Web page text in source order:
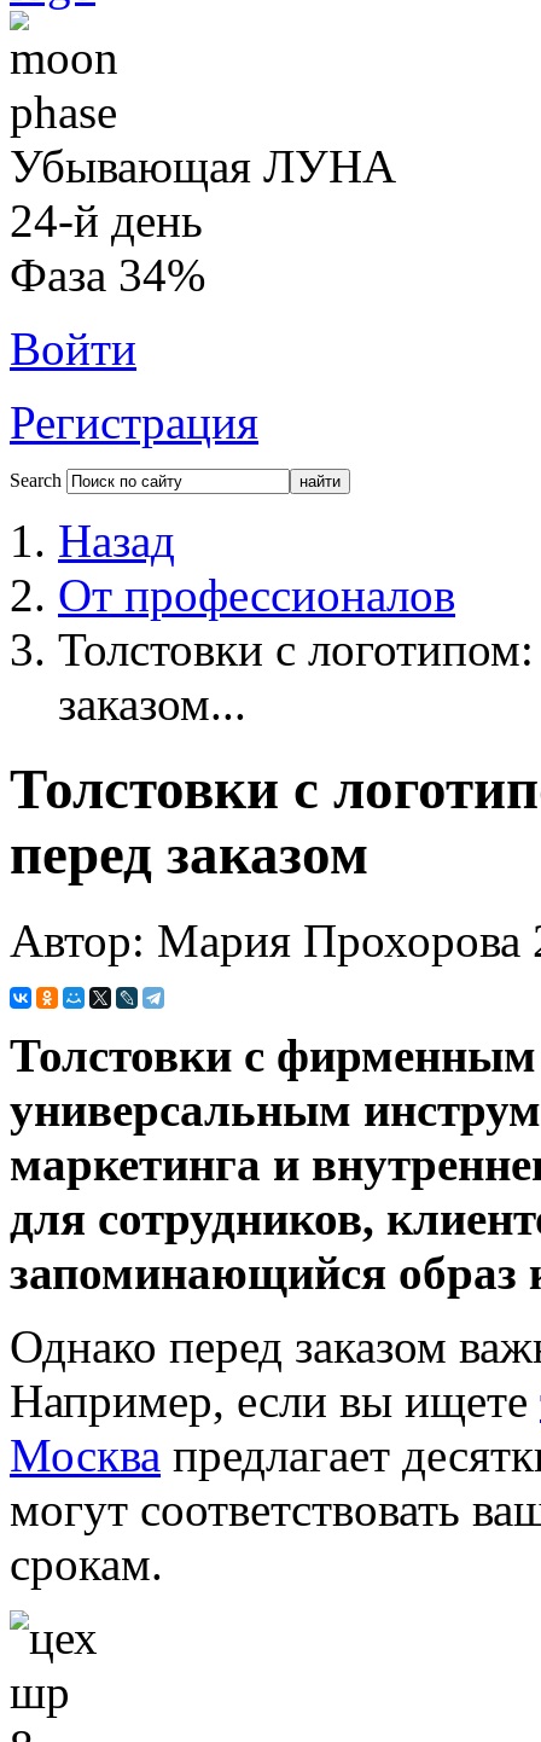
Убывающая ЛУНА
24-й день
Фаза 34%
Войти
Регистрация
Search
Назад
От профессионалов
Толстовки с
заказом...
Толстовки с
перед заказом
Автор: Мария Прохорова
Толстовки с фирменным
универсальным
маркетинга и
для сотрудников,
запоминающийся образ
Однако перед заказом
Например, если вы ищете
Москва предлагает
могут соответствовать
срокам.